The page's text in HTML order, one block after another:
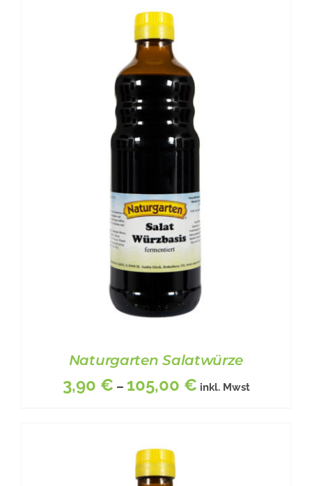
BESCHREIBUNG
DIESES
PRODUKT
WEIST
MEHRERE
VARIANTEN
AUF.
OPTIONEN
KÖNNEN
AUF
DER
PRODUKTSEITE
GEWÄHLT
WERDEN
/ DETAILS
Naturgarten Salatwürze
3,90 € – 105,00 € inkl. Mwst